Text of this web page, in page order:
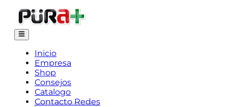
Inicio
Empresa
Shop
Consejos
Catalogo
Contacto Redes